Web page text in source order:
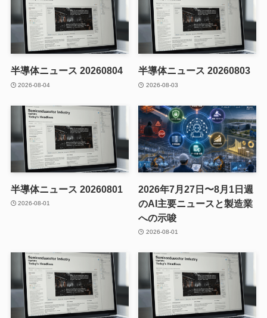
半導体ニュース 20260804
2026-08-04
半導体ニュース 20260803
2026-08-03
半導体ニュース 20260801
2026-08-01
2026年7月27日〜8月1日週
のAI主要ニュースと製造業
への示唆
2026-08-01